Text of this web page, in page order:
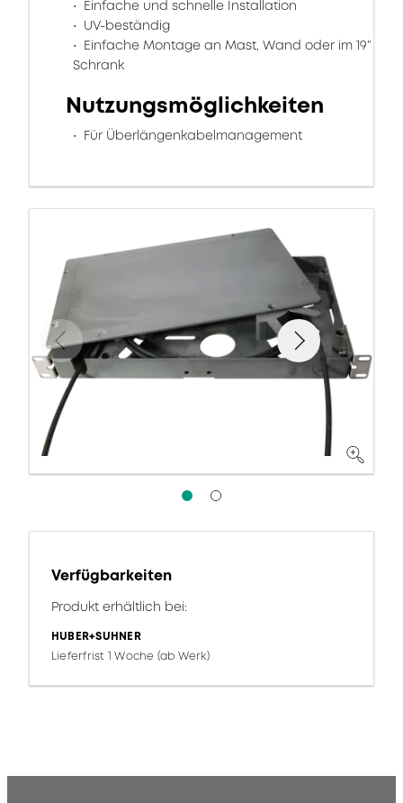
Einfache und schnelle Installation
UV-beständig
Einfache Montage an Mast, Wand oder im 19“
Schrank
Nutzungsmöglichkeiten
Für Überlängenkabelmanagement
Verfügbarkeiten
Produkt erhältlich bei:
HUBER+SUHNER
Lieferfrist 1 Woche (ab Werk)